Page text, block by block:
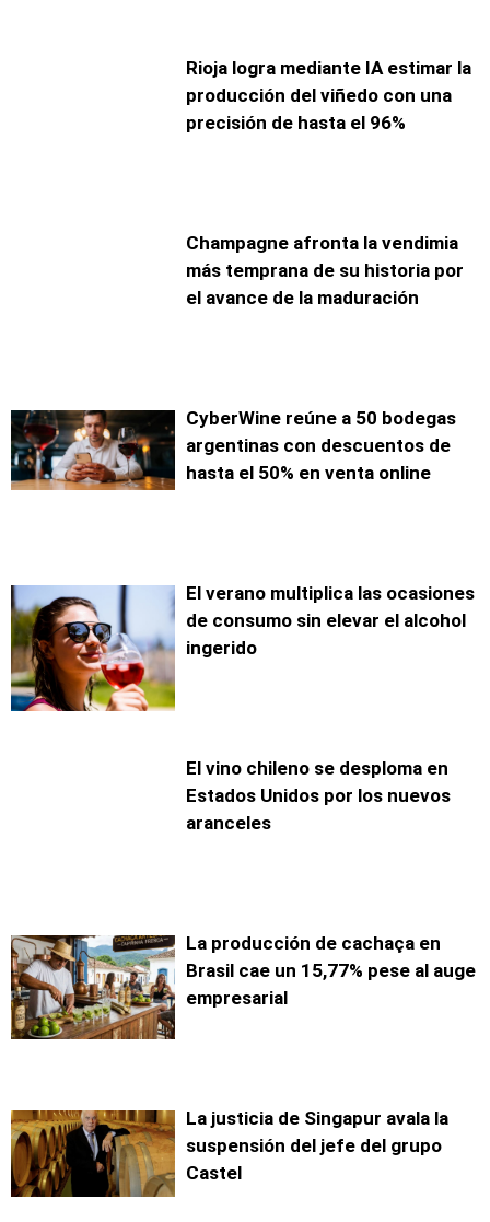
Rioja logra mediante IA estimar la
producción del viñedo con una
precisión de hasta el 96%
Champagne afronta la vendimia
más temprana de su historia por
el avance de la maduración
CyberWine reúne a 50 bodegas
argentinas con descuentos de
hasta el 50% en venta online
El verano multiplica las ocasiones
de consumo sin elevar el alcohol
ingerido
El vino chileno se desploma en
Estados Unidos por los nuevos
aranceles
La producción de cachaça en
Brasil cae un 15,77% pese al auge
empresarial
La justicia de Singapur avala la
suspensión del jefe del grupo
Castel